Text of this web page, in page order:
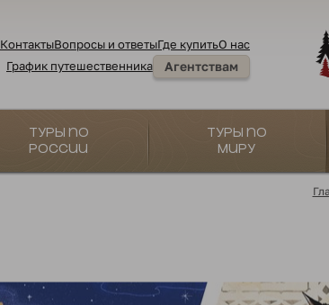
КонтактыВопросы и ответыГде купитьО нас
График путешественника
Агентствам
Туры по
России
Туры по
миру